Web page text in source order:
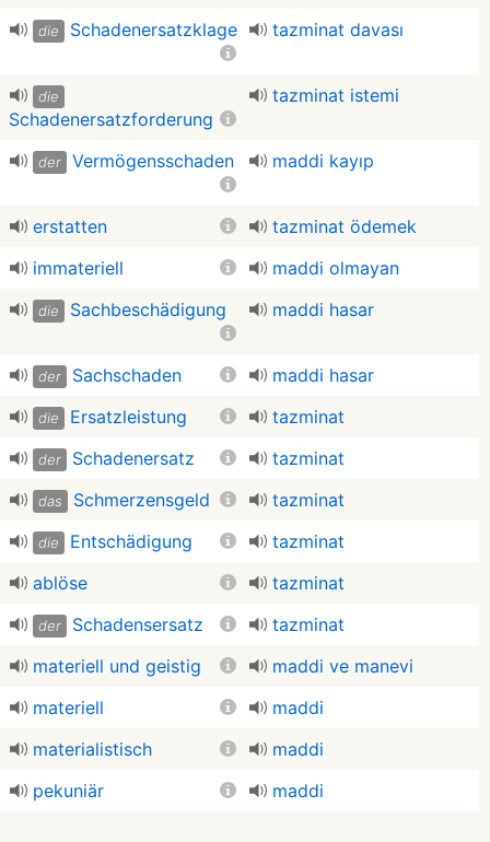
die Schadenersatzklage tazminat davası
die
Schadenersatzforderung
tazminat istemi
der Vermögensschaden maddi kayıp
erstatten
tazminat ödemek
immateriell
maddi olmayan
die Sachbeschädigung maddi hasar
der Sachschaden maddi hasar
die Ersatzleistung tazminat
der Schadenersatz tazminat
das Schmerzensgeld tazminat
die Entschädigung
tazminat
ablöse
tazminat
der Schadensersatz
tazminat
materiell und geistig
maddi ve manevi
materiell
maddi
materialistisch
maddi
pekuniär
maddi